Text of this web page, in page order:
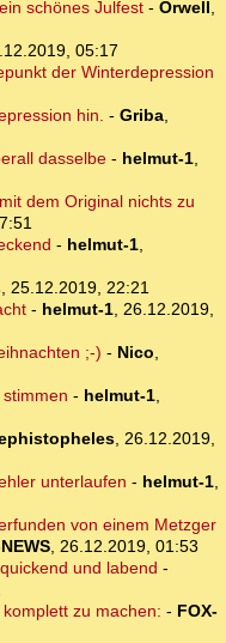
schönes Julfest- Orwell
05:17
der Winterdepression
hin. - Griba,
dasselbe- helmut-1,
dem Original nichts zu
- helmut-1,
, 25.12.2019, 22:21
- helmut-1, 26.12.2019,
;-) - Nico
- helmut-1,
, 26.12.2019,
unterlaufen - helmut-1,
von einem Metzger
26.12.2019, 01:53
und labend -
zu machen: - FOX-